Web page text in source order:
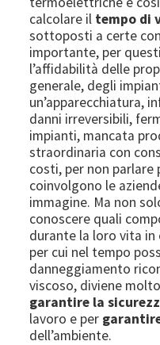
calcolare il tempo di
sottoposti a certe
importante, per
l’affidabilità delle
generale, degli
un’apparecchiatura,
danni irreversibili,
impianti, mancata
straordinaria con
costi, per non parlare
coinvolgono le
immagine. Ma non
conoscere quali
durante la loro vita in
per cui nel tempo
danneggiamento
viscoso, diviene
garantire la
lavoro e per
dell’ambiente.